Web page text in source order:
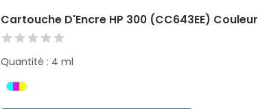
Cartouche D'Encre HP 300 (CC643EE) Couleur
Quantité : 4 ml